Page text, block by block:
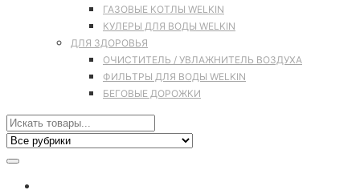
ГАЗОВЫЕ КОТЛЫ WELKIN
КУЛЕРЫ ДЛЯ ВОДЫ WELKIN
ДЛЯ ЗДОРОВЬЯ
ОЧИСТИТЕЛЬ / УВЛАЖНИТЕЛЬ ВОЗДУХА
ФИЛЬТРЫ ДЛЯ ВОДЫ WELKIN
БЕГОВЫЕ ДОРОЖКИ